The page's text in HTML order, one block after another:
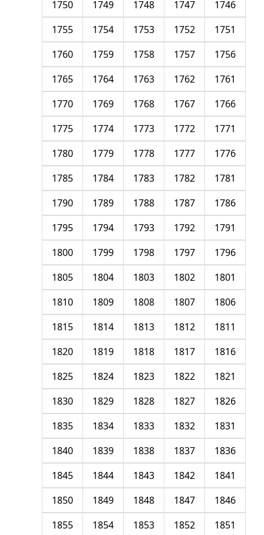
1746
1747
1748
1749
1750
1751
1752
1753
1754
1755
1756
1757
1758
1759
1760
1761
1762
1763
1764
1765
1766
1767
1768
1769
1770
1771
1772
1773
1774
1775
1776
1777
1778
1779
1780
1781
1782
1783
1784
1785
1786
1787
1788
1789
1790
1791
1792
1793
1794
1795
1796
1797
1798
1799
1800
1801
1802
1803
1804
1805
1806
1807
1808
1809
1810
1811
1812
1813
1814
1815
1816
1817
1818
1819
1820
1821
1822
1823
1824
1825
1826
1827
1828
1829
1830
1831
1832
1833
1834
1835
1836
1837
1838
1839
1840
1841
1842
1843
1844
1845
1846
1847
1848
1849
1850
1851
1852
1853
1854
1855